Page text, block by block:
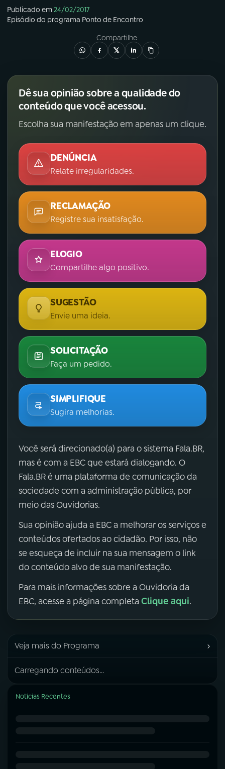
Publicado em24/02/2017
Episódio do programa Ponto de Encontro
Compartilhe
Dê sua opinião sobre a qualidade do
conteúdo que você acessou.
Escolha sua manifestação em apenas um clique.
DENÚNCIA
Relate irregularidades.
RECLAMAÇÃO
Registre sua insatisfação.
ELOGIO
Compartilhe algo positivo.
SUGESTÃO
Envie uma ideia.
SOLICITAÇÃO
Faça um pedido.
SIMPLIFIQUE
Sugira melhorias.
Você será direcionado(a) para o sistema Fala.BR,
mas é com a EBC que estará dialogando. O
Fala.BR é uma plataforma de comunicação da
sociedade com a administração pública, por
meio das Ouvidorias.
Sua opinião ajuda a EBC a melhorar os serviços e
conteúdos ofertados ao cidadão. Por isso, não
se esqueça de incluir na sua mensagem o link
do conteúdo alvo de sua manifestação.
Para mais informações sobre a Ouvidoria da
EBC, acesse a página completa Clique aqui.
Veja mais do Programa ›
Carregando conteúdos...
Notícias Recentes